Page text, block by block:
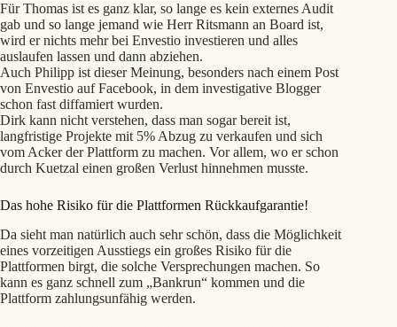
Für Thomas ist es ganz klar, so lange es kein externes Audit
gab und so lange jemand wie Herr Ritsmann an Board ist,
wird er nichts mehr bei Envestio investieren und alles
auslaufen lassen und dann abziehen.
Auch Philipp ist dieser Meinung, besonders nach einem Post
von Envestio auf Facebook, in dem investigative Blogger
schon fast diffamiert wurden.
Dirk kann nicht verstehen, dass man sogar bereit ist,
langfristige Projekte mit 5% Abzug zu verkaufen und sich
vom Acker der Plattform zu machen. Vor allem, wo er schon
durch Kuetzal einen großen Verlust hinnehmen musste.
Das hohe Risiko für die Plattformen Rückkaufgarantie!
Da sieht man natürlich auch sehr schön, dass die Möglichkeit
eines vorzeitigen Ausstiegs ein großes Risiko für die
Plattformen birgt, die solche Versprechungen machen. So
kann es ganz schnell zum „Bankrun“ kommen und die
Plattform zahlungsunfähig werden.